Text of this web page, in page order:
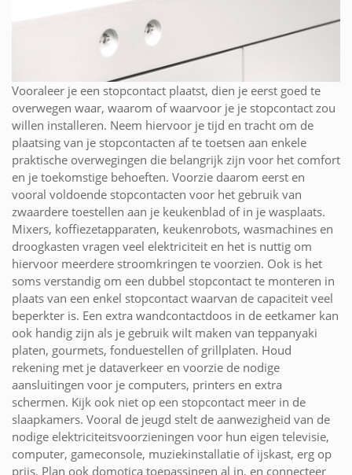
Vooraleer je een stopcontact plaatst, dien je eerst goed te
overwegen waar, waarom of waarvoor je je stopcontact zou
willen installeren. Neem hiervoor je tijd en tracht om de
plaatsing van je stopcontacten af te toetsen aan enkele
praktische overwegingen die belangrijk zijn voor het comfort
en je toekomstige behoeften. Voorzie daarom eerst en
vooral voldoende stopcontacten voor het gebruik van
zwaardere toestellen aan je keukenblad of in je wasplaats.
Mixers, koffiezetapparaten, keukenrobots, wasmachines en
droogkasten vragen veel elektriciteit en het is nuttig om
hiervoor meerdere stroomkringen te voorzien. Ook is het
soms verstandig om een dubbel stopcontact te monteren in
plaats van een enkel stopcontact waarvan de capaciteit veel
beperkter is. Een extra wandcontactdoos in de eetkamer kan
ook handig zijn als je gebruik wilt maken van teppanyaki
platen, gourmets, fonduestellen of grillplaten. Houd
rekening met je dataverkeer en voorzie de nodige
aansluitingen voor je computers, printers en extra
schermen. Kijk ook niet op een stopcontact meer in de
slaapkamers. Vooral de jeugd stelt de aanwezigheid van de
nodige elektriciteitsvoorzieningen voor hun eigen televisie,
computer, gameconsole, muziekinstallatie of ijskast, erg op
prijs. Plan ook domotica toepassingen al in, en connecteer